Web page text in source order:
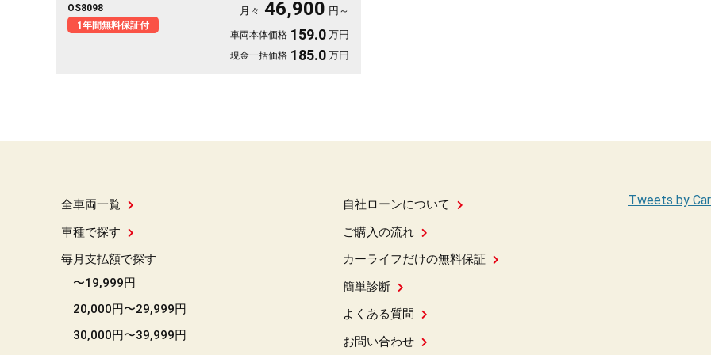
動もゆったりくつろげます。仕事終わりの遠出も、趣味の遠征も
余裕の空間で。この一台なら移動そのものが楽しみに変わります
🚗✨💺🙌😎《1年保証付》
OS8098
1年間無料保証付
月々 46,900 円～
車両本体価格 159.0 万円
現金一括価格 185.0 万円
全車両一覧
車種で探す
毎月支払額で探す
〜19,999円
20,000円〜29,999円
30,000円〜39,999円
自社ローンについて
ご購入の流れ
カーライフだけの無料保証
簡単診断
よくある質問
お問い合わせ
Tweets by